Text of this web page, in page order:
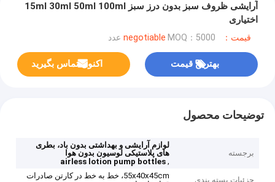
آرایشی ظروف سبز بدون درز سبز 15ml 30ml 50ml 100ml
اختیاری
قیمت：negotiable MOQ：5000 عدد
بهترین قیمت اکنون تماس بگیرید
توضیحات محصول
برجسته
لوازم آرایشی و بهداشتی بدون باد، بطری
های پلاستیکی لوسیون بدون هوا
,
airless lotion pump bottles
جزئیات بسته بندی
55x40x45cm، خط به خط در کارتن صادرات